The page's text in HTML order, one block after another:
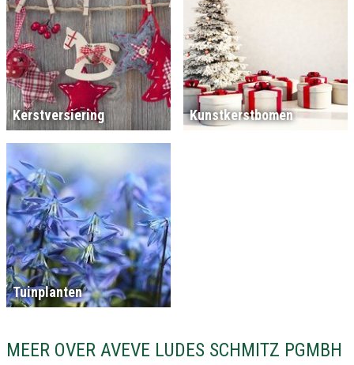
Kerstversiering Kunstkerstbomen
Tuinplanten
MEER OVER AVEVE LUDES SCHMITZ PGMBH